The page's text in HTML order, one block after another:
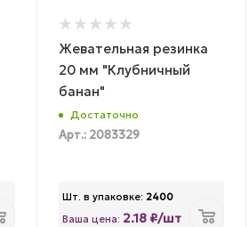
Жевательная резинка
20 мм "Клубничный
банан"
Достаточно
Арт.: 2083329
Шт. в упаковке: 2400
Ваша цена: 2.18 ₽/шт